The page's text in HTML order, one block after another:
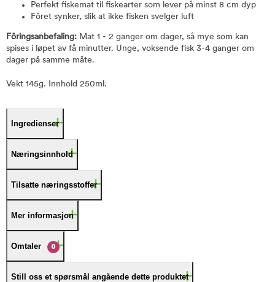
Perfekt fiskemat til fiskearter som lever på minst 8 cm dyp
Fôret synker, slik at ikke fisken svelger luft
Fôringsanbefaling: Mat 1 - 2 ganger om dager, så mye som kan
spises i løpet av få minutter. Unge, voksende fisk 3-4 ganger om
dager på samme måte.
Vekt 145g. Innhold 250ml.
Ingredienser
Næringsinnhold
Tilsatte næringsstoffer
Mer informasjon
Omtaler 0
Still oss et spørsmål angående dette produktet